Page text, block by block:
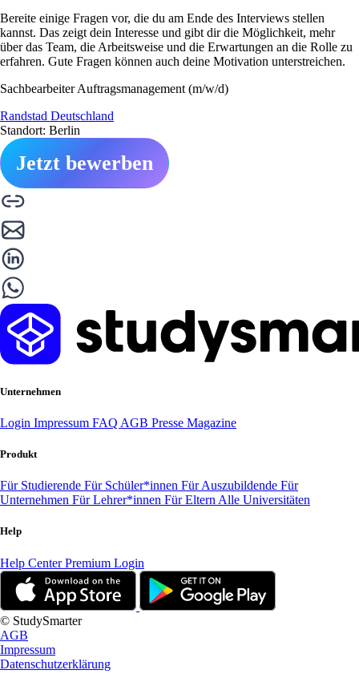
Bereite einige Fragen vor, die du am Ende des Interviews stellen
kannst. Das zeigt dein Interesse und gibt dir die Möglichkeit, mehr
über das Team, die Arbeitsweise und die Erwartungen an die Rolle zu
erfahren. Gute Fragen können auch deine Motivation unterstreichen.
Sachbearbeiter Auftragsmanagement (m/w/d)
Randstad Deutschland
Standort: Berlin
Jetzt bewerben
Unternehmen
Login Impressum FAQ AGB Presse Magazine
Produkt
Für Studierende Für Schüler*innen Für Auszubildende Für
Unternehmen Für Lehrer*innen Für Eltern Alle Universitäten
Help
Help CenterPremium Login
© StudySmarter
AGB
Impressum
Datenschutzerklärung